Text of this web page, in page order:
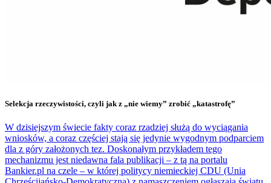
Selekcja rzeczywistości, czyli jak z „nie wiemy” zrobić „katastrofę”
W dzisiejszym świecie fakty coraz rzadziej służą do wyciągania
wniosków, a coraz częściej stają się jedynie wygodnym podparciem
dla z góry założonych tez. Doskonałym przykładem tego
mechanizmu jest niedawna fala publikacji – z tą na portalu
Bankier.pl na czele – w której politycy niemieckiej CDU (Unia